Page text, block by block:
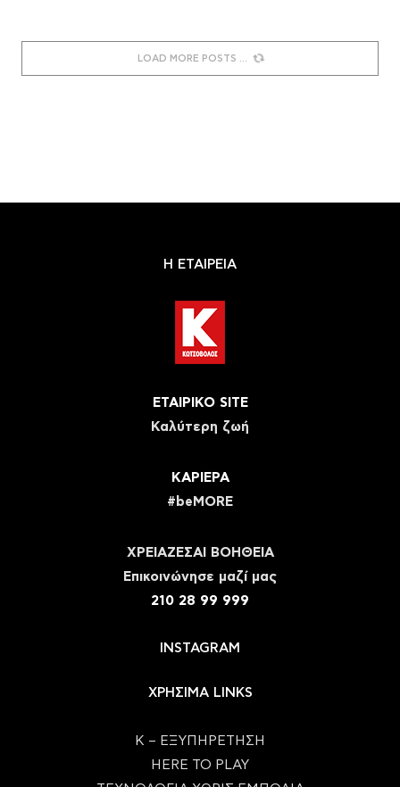
LOAD MORE POSTS
Η ΕΤΑΙΡΕΙΑ
ΕΤΑΙΡΙΚΟ SITE
Καλύτερη ζωή
ΚΑΡΙΕΡΑ
#beMORE
ΧΡΕΙΑΖΕΣΑΙ ΒΟΗΘΕΙΑ
Eπικοινώνησε μαζί μας
210 28 99 999
INSTAGRAM
ΧΡΗΣΙΜΑ LINKS
Κ – ΕΞΥΠΗΡΕΤΗΣΗ
HERE TO PLAY